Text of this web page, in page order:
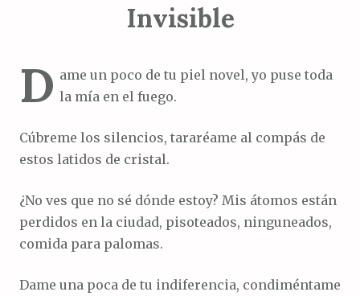
Invisible
D ame un poco de tu piel novel, yo puse toda
la mía en el fuego.
Cúbreme los silencios, tararéame al compás de
estos latidos de cristal.
¿No ves que no sé dónde estoy? Mis átomos están
perdidos en la ciudad, pisoteados, ninguneados,
comida para palomas.
Dame una poca de tu indiferencia, condiméntame